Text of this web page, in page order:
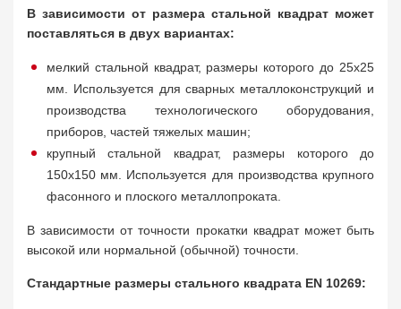
В зависимости от размера стальной квадрат может
поставляться в двух вариантах:
мелкий стальной квадрат, размеры которого до 25х25
мм. Используется для сварных металлоконструкций и
производства технологического оборудования,
приборов, частей тяжелых машин;
крупный стальной квадрат, размеры которого до
150х150 мм. Используется для производства крупного
фасонного и плоского металлопроката.
В зависимости от точности прокатки квадрат может быть
высокой или нормальной (обычной) точности.
Стандартные размеры стального квадрата EN 10269: